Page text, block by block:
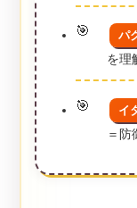
パ
を理
イ
＝防